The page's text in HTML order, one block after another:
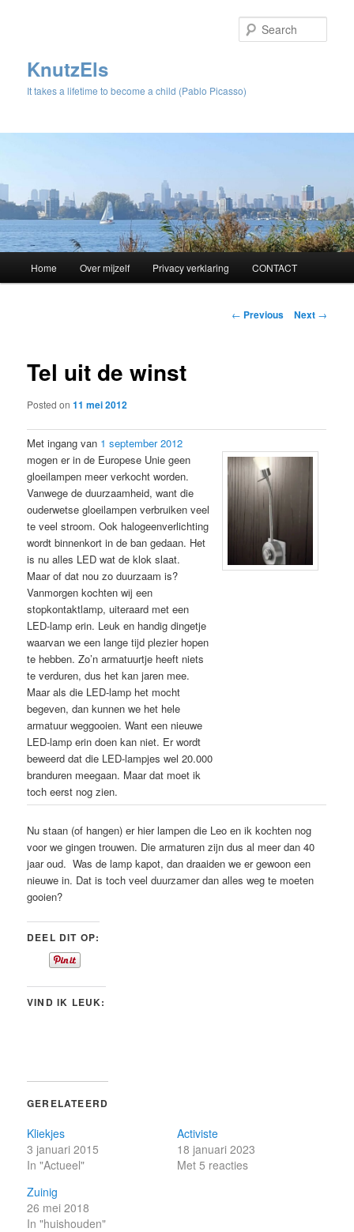
KnutzEls
It takes a lifetime to become a child (Pablo Picasso)
Skip
content
Home Over mijzelf Privacy verklaring CONTACT
Post
← Previous Next →
Tel uit de winst
Posted on11 mei 2012
Met ingang van 1 september 2012
mogen er in de Europese Unie geen
gloeilampen meer verkocht worden.
Vanwege de duurzaamheid, want die
ouderwetse gloeilampen verbruiken veel
te veel stroom. Ook halogeenverlichting
wordt binnenkort in de ban gedaan. Het
is nu alles LED wat de klok slaat.
Maar of dat nou zo duurzaam is?
Vanmorgen kochten wij een
stopkontaktlamp, uiteraard met een
LED-lamp erin. Leuk en handig dingetje
waarvan we een lange tijd plezier hopen
te hebben. Zo’n armatuurtje heeft niets
te verduren, dus het kan jaren mee.
Maar als die LED-lamp het mocht
begeven, dan kunnen we het hele
armatuur weggooien. Want een nieuwe
LED-lamp erin doen kan niet. Er wordt
beweerd dat die LED-lampjes wel 20.000
branduren meegaan. Maar dat moet ik
toch eerst nog zien.
Nu staan (of hangen) er hier lampen die Leo en ik kochten nog
voor we gingen trouwen. Die armaturen zijn dus al meer dan 40
jaar oud. Was de lamp kapot, dan draaiden we er gewoon een
nieuwe in. Dat is toch veel duurzamer dan alles weg te moeten
gooien?
DEEL DIT OP:
VIND IK LEUK:
GERELATEERD
Kliekjes
3 januari 2015
In "Actueel"
Activiste
18 januari 2023
Met 5 reacties
Zuinig
26 mei 2018
In "huishouden"